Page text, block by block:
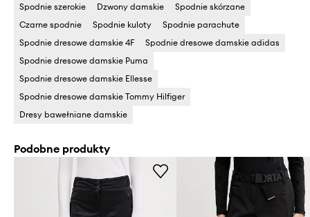
Spodnie szerokie
Dzwony damskie
Spodnie skórzane
Czarne spodnie
Spodnie kuloty
Spodnie parachute
Spodnie dresowe damskie 4F
Spodnie dresowe damskie adidas
Spodnie dresowe damskie Puma
Spodnie dresowe damskie Ellesse
Spodnie dresowe damskie Tommy Hilfiger
Dresy bawełniane damskie
Podobne produkty